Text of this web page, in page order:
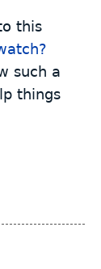
this
such a
things